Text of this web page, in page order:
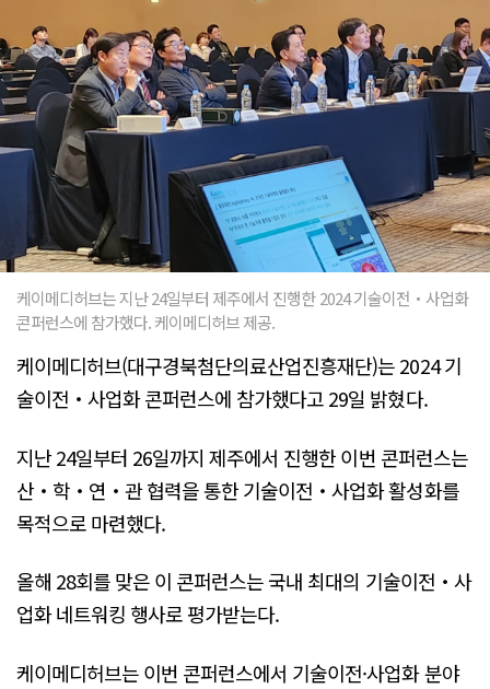
케이메디허브는 지난 24일부터 제주에서 진행한 2024 기술이전‧사업화
콘퍼런스에 참가했다. 케이메디허브 제공.
케이메디허브(대구경북첨단의료산업진흥재단)는 2024 기
술이전‧사업화 콘퍼런스에 참가했다고 29일 밝혔다.
지난 24일부터 26일까지 제주에서 진행한 이번 콘퍼런스는
산‧학‧연‧관 협력을 통한 기술이전‧사업화 활성화를
목적으로 마련했다.
올해 28회를 맞은 이 콘퍼런스는 국내 최대의 기술이전‧사
업화 네트워킹 행사로 평가받는다.
케이메디허브는 이번 콘퍼런스에서 기술이전·사업화 분야